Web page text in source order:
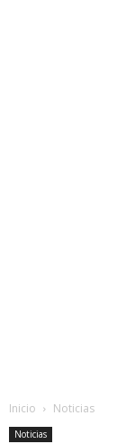
Inicio Noticias
Noticias